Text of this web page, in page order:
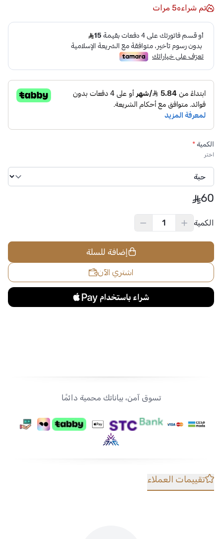
تم شراءه5 مرات
الكمية*
اختر
60
الكمية
إضافة للسلة
اشتري الآن
تسوق آمن، بياناتك محمية دائمًا
تقييمات العملاء